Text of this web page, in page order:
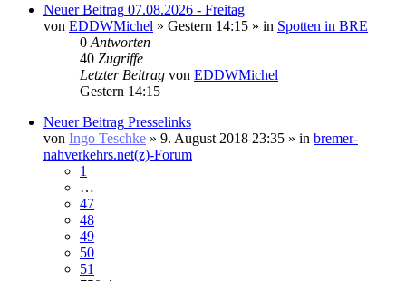
Neuer Beitrag 07.08.2026 - Freitag
von EDDWMichel » Gestern 14:15 » in Spotten in BRE
0 Antworten
40 Zugriffe
Letzter Beitrag von EDDWMichel
Gestern 14:15
Neuer Beitrag Presselinks
von Ingo Teschke » 9. August 2018 23:35 » in bremer-
nahverkehrs.net(z)-Forum
1
…
47
48
49
50
51